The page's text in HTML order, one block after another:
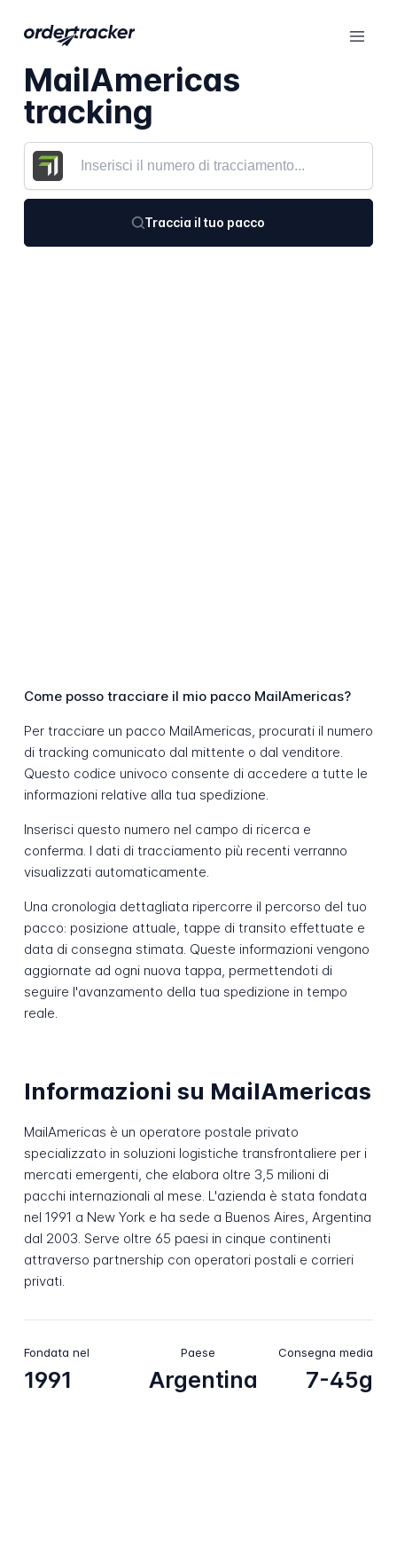
MailAmericas
tracking
Traccia il tuo pacco
Come posso tracciare il mio pacco MailAmericas?
Per tracciare un pacco MailAmericas, procurati il numero
di tracking comunicato dal mittente o dal venditore.
Questo codice univoco consente di accedere a tutte le
informazioni relative alla tua spedizione.
Inserisci questo numero nel campo di ricerca e
conferma. I dati di tracciamento più recenti verranno
visualizzati automaticamente.
Una cronologia dettagliata ripercorre il percorso del tuo
pacco: posizione attuale, tappe di transito effettuate e
data di consegna stimata. Queste informazioni vengono
aggiornate ad ogni nuova tappa, permettendoti di
seguire l'avanzamento della tua spedizione in tempo
reale.
Informazioni su MailAmericas
MailAmericas è un operatore postale privato
specializzato in soluzioni logistiche transfrontaliere per i
mercati emergenti, che elabora oltre 3,5 milioni di
pacchi internazionali al mese. L'azienda è stata fondata
nel 1991 a New York e ha sede a Buenos Aires, Argentina
dal 2003. Serve oltre 65 paesi in cinque continenti
attraverso partnership con operatori postali e corrieri
privati.
Fondata nel
1991
Paese
Argentina
Consegna media
7-45g